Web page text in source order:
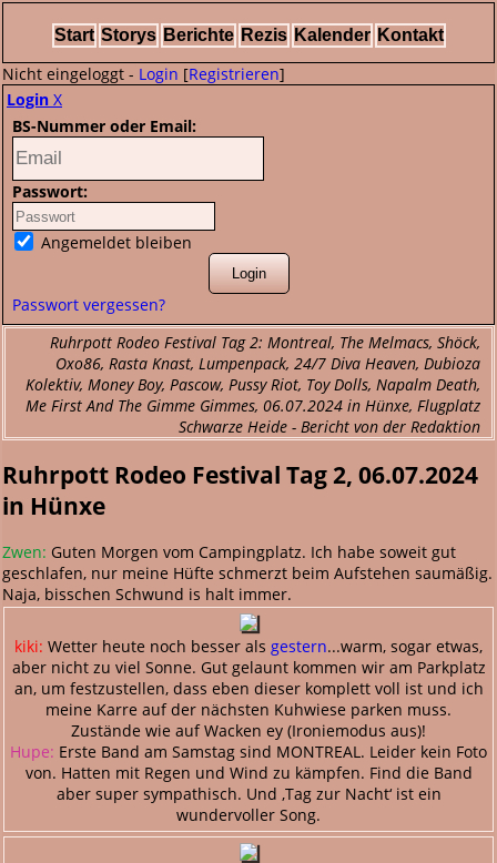
Start Storys Berichte Rezis Kalender Kontakt
Nicht eingeloggt - Login [Registrieren]
Login X
BS-Nummer oder Email:
Passwort:
Angemeldet bleiben
Passwort vergessen?
Ruhrpott Rodeo Festival Tag 2: Montreal, The Melmacs, Shöck,
Oxo86, Rasta Knast, Lumpenpack, 24/7 Diva Heaven, Dubioza
Kolektiv, Money Boy, Pascow, Pussy Riot, Toy Dolls, Napalm Death,
Me First And The Gimme Gimmes, 06.07.2024 in Hünxe, Flugplatz
Schwarze Heide - Bericht von der Redaktion
Ruhrpott Rodeo Festival Tag 2, 06.07.2024
in Hünxe
Zwen: Guten Morgen vom Campingplatz. Ich habe soweit gut
geschlafen, nur meine Hüfte schmerzt beim Aufstehen saumäßig.
Naja, bisschen Schwund is halt immer.
kiki: Wetter heute noch besser als gestern...warm, sogar etwas,
aber nicht zu viel Sonne. Gut gelaunt kommen wir am Parkplatz
an, um festzustellen, dass eben dieser komplett voll ist und ich
meine Karre auf der nächsten Kuhwiese parken muss.
Zustände wie auf Wacken ey (Ironiemodus aus)!
Hupe: Erste Band am Samstag sind MONTREAL. Leider kein Foto
von. Hatten mit Regen und Wind zu kämpfen. Find die Band
aber super sympathisch. Und ‚Tag zur Nacht‘ ist ein
wundervoller Song.